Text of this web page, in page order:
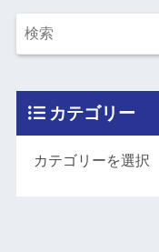
カテゴリー